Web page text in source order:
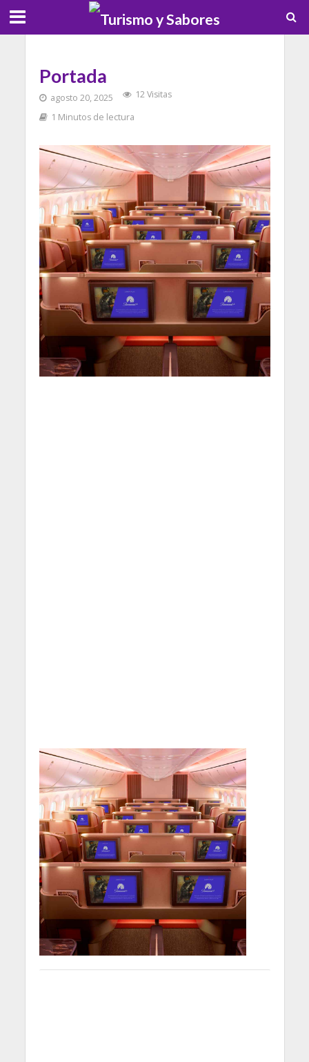
Portada
agosto 20, 2025
12 Visitas
1 Minutos de lectura